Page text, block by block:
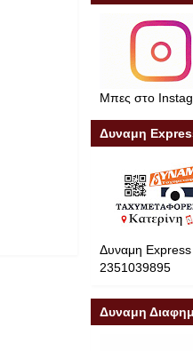
Μπες στο
Δυναμη
Δυναμη Express
2351039895
Δυναμη